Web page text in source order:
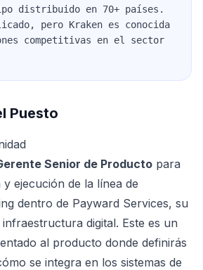
distribuido en 70+ países.
pero Kraken es conocida
competitivas en el sector
Puesto
Senior de Producto para
ejecución de la línea de
dentro de Payward Services, su
digital. Este es un
al producto donde definirás
se integra en los sistemas de